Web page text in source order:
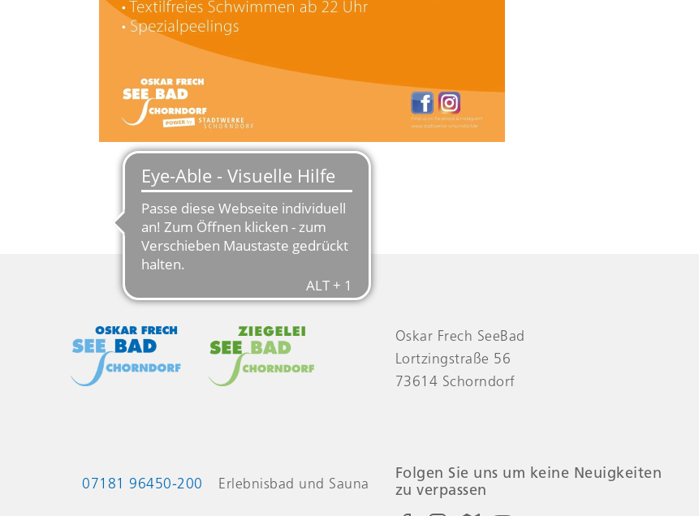
Header-Bild für die VeranstaltungDamen Mitternachtssauna
Oskar Frech SeeBad
Lortzingstraße 56
73614 Schorndorf
Kontaktinformationen
07181 96450-200 Erlebnisbad und Sauna
Folgen Sie uns um keine Neuigkeiten
zu verpassen